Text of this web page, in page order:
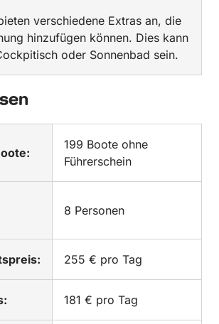
verschiedene Extras an, die
hinzufügen können. Dies kann
oder Sonnenbad sein.
199 Boote ohne
Führerschein
8 Personen
255 € pro Tag
181 € pro Tag